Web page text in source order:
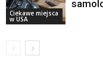
Ciekawe miejsca
w USA